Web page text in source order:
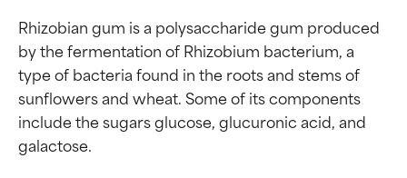
Rhizobian gum is a polysaccharide gum produced
by the fermentation of Rhizobium bacterium, a
type of bacteria found in the roots and stems of
sunflowers and wheat. Some of its components
include the sugars glucose, glucuronic acid, and
galactose.